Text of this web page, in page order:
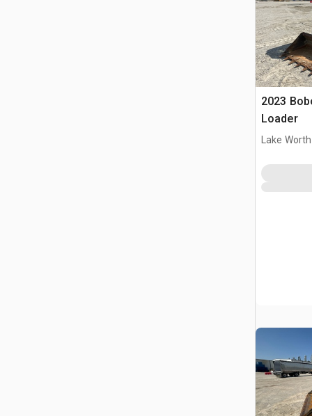
2023
Loader
Lake